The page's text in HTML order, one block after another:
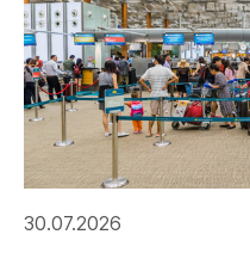
30.07.2026